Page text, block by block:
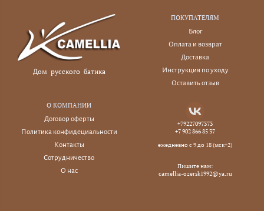
Дом русского батика
ПОКУПАТЕЛЯМ
Блог
Оплата и возврат
Доставка
Инструкция по уходу
Оставить отзыв
О КОМПАНИИ
Договор оферты
Политика конфидециальности
Контакты
Сотрудничество
О нас
+79227097373
+7 902 866 85 37
ежедневно с 9 до 18 (мск+2)
Пишите нам:
camellia-ozersk1992@ya.ru